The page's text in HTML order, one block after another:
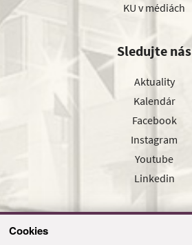
Cookies
KU v médiách
Sledujte nás
Aktuality
Kalendár
Facebook
Instagram
Youtube
Linkedin